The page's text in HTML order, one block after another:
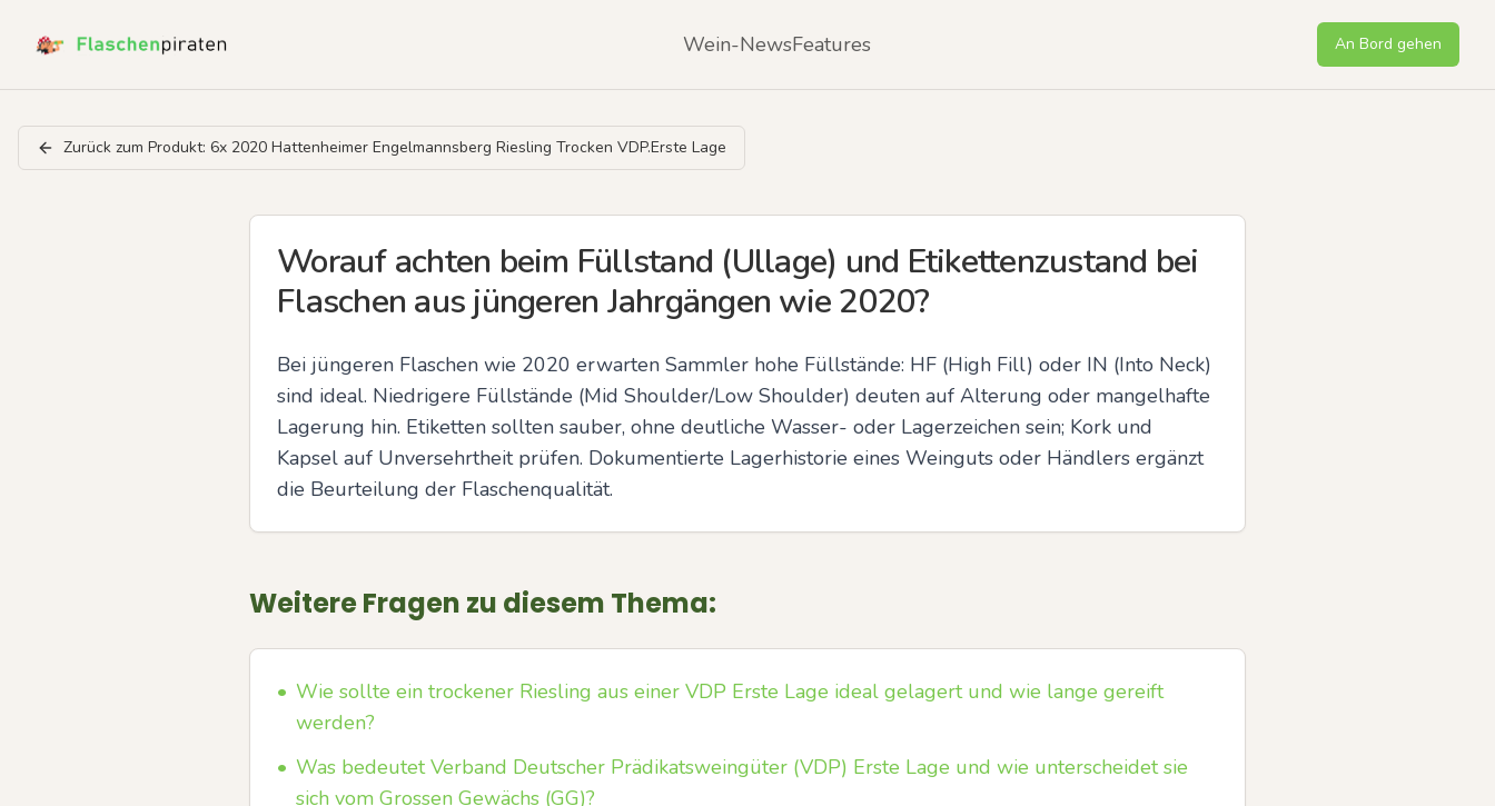
Wein-NewsFeatures An Bord gehen
Zurück zum Produkt: 6x 2020 Hattenheimer Engelmannsberg Riesling Trocken VDP.Erste Lage
Worauf achten beim Füllstand (Ullage) und Etikettenzustand bei
Flaschen aus jüngeren Jahrgängen wie 2020?
Bei jüngeren Flaschen wie 2020 erwarten Sammler hohe Füllstände: HF (High Fill) oder IN (Into Neck)
sind ideal. Niedrigere Füllstände (Mid Shoulder/Low Shoulder) deuten auf Alterung oder mangelhafte
Lagerung hin. Etiketten sollten sauber, ohne deutliche Wasser- oder Lagerzeichen sein; Kork und
Kapsel auf Unversehrtheit prüfen. Dokumentierte Lagerhistorie eines Weinguts oder Händlers ergänzt
die Beurteilung der Flaschenqualität.
Weitere Fragen zu diesem Thema:
• Wie sollte ein trockener Riesling aus einer VDP Erste Lage ideal gelagert und wie lange gereift
werden?
• Was bedeutet Verband Deutscher Prädikatsweingüter (VDP) Erste Lage und wie unterscheidet sie
sich vom Grossen Gewächs (GG)?